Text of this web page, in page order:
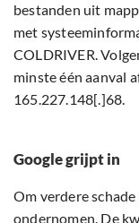
bestanden uit
met
COLDRIVER.
minste één aanval
165.227.148[.]68.
Google grijpt in
Om verdere
ondernomen. De